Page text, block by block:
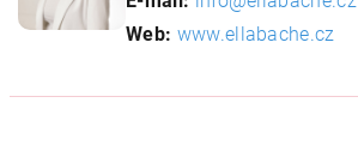
Web: www.ellabache.cz